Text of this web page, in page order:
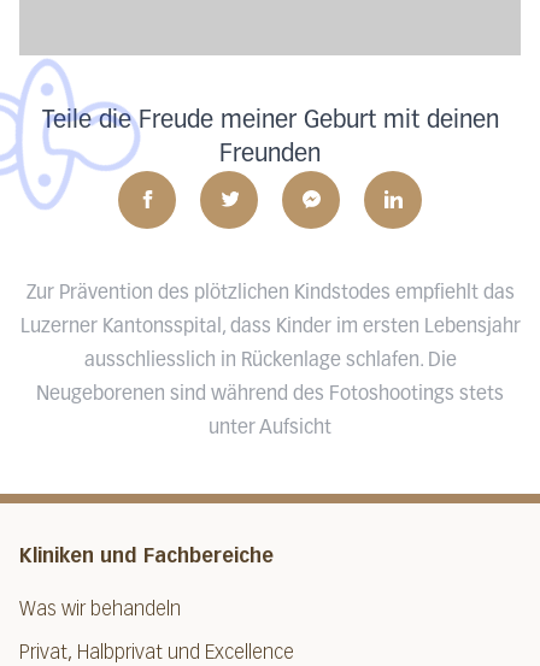
Teile die Freude meiner Geburt mit deinen
Freunden
Zur Prävention des plötzlichen Kindstodes empfiehlt das
Luzerner Kantonsspital, dass Kinder im ersten Lebensjahr
ausschliesslich in Rückenlage schlafen. Die
Neugeborenen sind während des Fotoshootings stets
unter Aufsicht
Kliniken und Fachbereiche
Was wir behandeln
Privat, Halbprivat und Excellence